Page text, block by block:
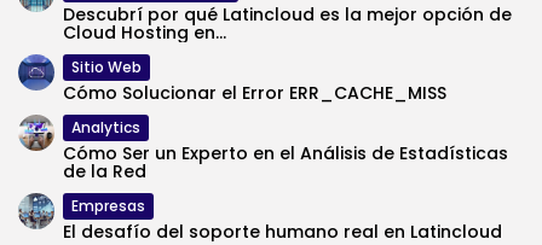
Descubrí por qué Latincloud es la mejor opción de
Cloud Hosting en...
Sitio Web
Cómo Solucionar el Error ERR_CACHE_MISS
Analytics
Cómo Ser un Experto en el Análisis de Estadísticas
de la Red
Empresas
El desafío del soporte humano real en Latincloud